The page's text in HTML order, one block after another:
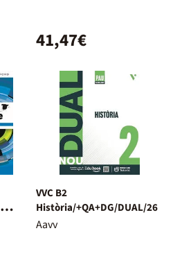
41,47€
VVC B2
Història/+QA+DG/DUAL/26
Aavv